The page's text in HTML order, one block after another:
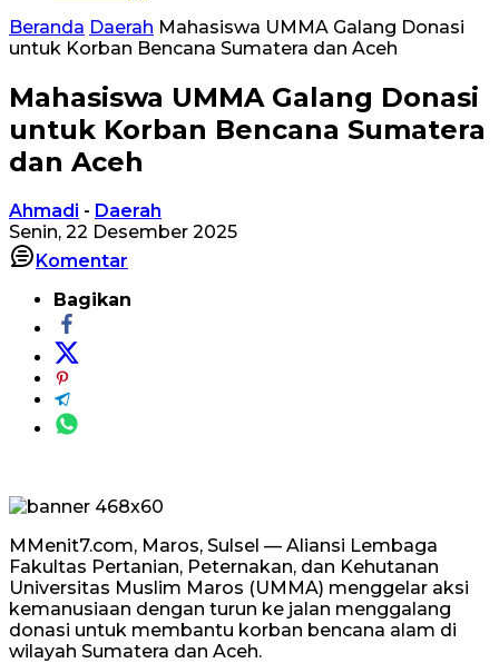
Beranda Daerah Mahasiswa UMMA Galang Donasi
untuk Korban Bencana Sumatera dan Aceh
Mahasiswa UMMA Galang Donasi
untuk Korban Bencana Sumatera
dan Aceh
Ahmadi - Daerah
Senin, 22 Desember 2025
Komentar
Bagikan
MMenit7.com, Maros, Sulsel — Aliansi Lembaga
Fakultas Pertanian, Peternakan, dan Kehutanan
Universitas Muslim Maros (UMMA) menggelar aksi
kemanusiaan dengan turun ke jalan menggalang
donasi untuk membantu korban bencana alam di
wilayah Sumatera dan Aceh.